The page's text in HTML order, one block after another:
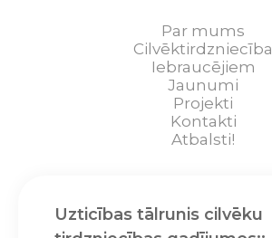
Par mums
Cilvēktirdzniecība
Iebraucējiem
Jaunumi
Projekti
Kontakti
Atbalsti!
Uzticības tālrunis cilvēku